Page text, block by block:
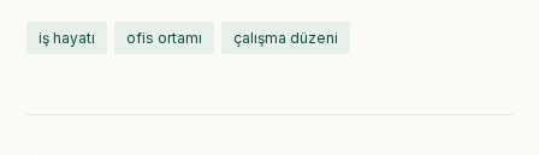
iş hayatı ofis ortamı çalışma düzeni